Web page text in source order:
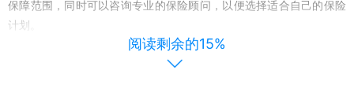
保障范围，同时可以咨询专业的保险顾问，以便选择适合自己的保险
计划。
阅读剩余的15%